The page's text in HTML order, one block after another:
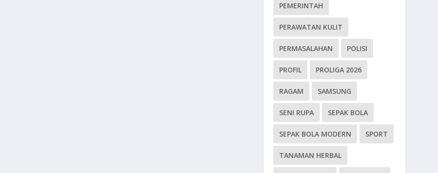
PEMERINTAH
PERAWATAN KULIT
PERMASALAHAN POLISI
PROFIL PROLIGA 2026
RAGAM SAMSUNG
SENI RUPA SEPAK BOLA
SEPAK BOLA MODERN SPORT
TANAMAN HERBAL